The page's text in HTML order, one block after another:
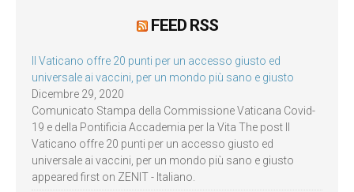
FEED RSS
Il Vaticano offre 20 punti per un accesso giusto ed
universale ai vaccini, per un mondo più sano e giusto
Dicembre 29, 2020
Comunicato Stampa della Commissione Vaticana Covid-
19 e della Pontificia Accademia per la Vita The post Il
Vaticano offre 20 punti per un accesso giusto ed
universale ai vaccini, per un mondo più sano e giusto
appeared first on ZENIT - Italiano.